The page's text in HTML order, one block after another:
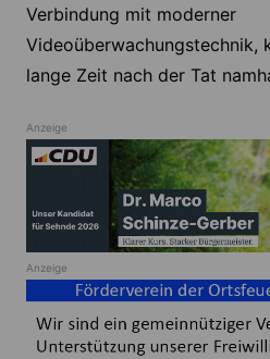
Verbindung mit moderner
Videoüberwachungstechnik,
lange Zeit nach der Tat
Anzeige
Anzeige